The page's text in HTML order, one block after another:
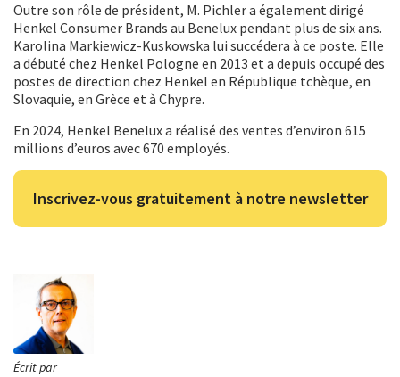
Écrit par
Outre son rôle de président, M. Pichler a également dirigé
Henkel Consumer Brands au Benelux pendant plus de six ans.
Karolina Markiewicz-Kuskowska lui succédera à ce poste. Elle
a débuté chez Henkel Pologne en 2013 et a depuis occupé des
postes de direction chez Henkel en République tchèque, en
Slovaquie, en Grèce et à Chypre.
En 2024, Henkel Benelux a réalisé des ventes d’environ 615
millions d’euros avec 670 employés.
Inscrivez-vous gratuitement à notre newsletter